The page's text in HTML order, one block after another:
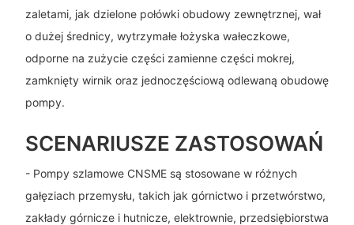
zaletami, jak dzielone połówki obudowy zewnętrznej, wał
o dużej średnicy, wytrzymałe łożyska wałeczkowe,
odporne na zużycie części zamienne części mokrej,
zamknięty wirnik oraz jednoczęściową odlewaną obudowę
pompy.
SCENARIUSZE ZASTOSOWAŃ
- Pompy szlamowe CNSME są stosowane w różnych
gałęziach przemysłu, takich jak górnictwo i przetwórstwo,
zakłady górnicze i hutnicze, elektrownie, przedsiębiorstwa